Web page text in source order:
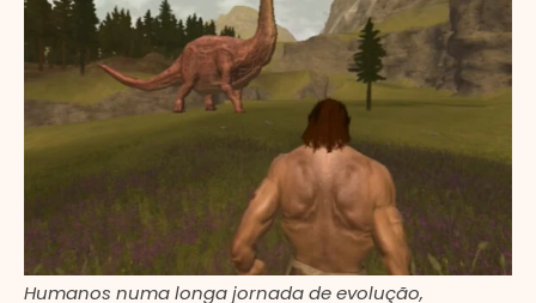
Humanos numa longa jornada de evolução,